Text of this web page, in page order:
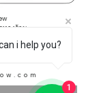
ทางร้าน
i help you?
1